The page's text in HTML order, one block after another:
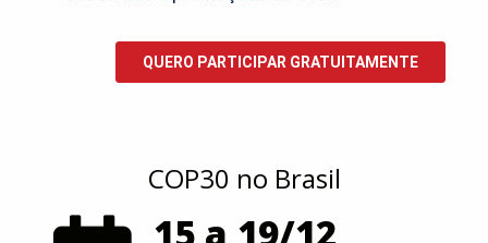
COP30 no Brasil